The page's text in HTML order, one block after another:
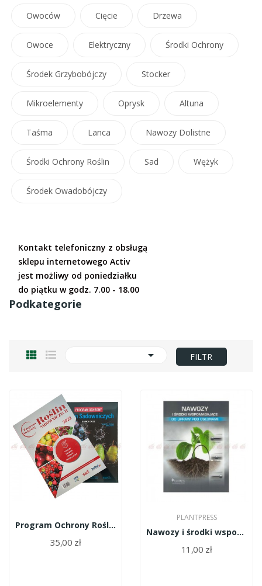
Owoców Cięcie Drzewa
Owoce Elektryczny Środki Ochrony
Środek Grzybobójczy Stocker
Mikroelementy Oprysk Altuna
Taśma Lanca Nawozy Dolistne
Środki Ochrony Roślin Sad Wężyk
Środek Owadobójczy
Kontakt telefoniczny z obsługą
sklepu internetowego Activ
jest możliwy od poniedziałku
do piątku w godz. 7.00 - 18.00
Podkategorie
 FILTR
Program Ochrony Roślin Sadowniczych
35,00 zł
PLANTPRESS
Nawozy i środki wspomagajace do upraw pod osłonami
11,00 zł